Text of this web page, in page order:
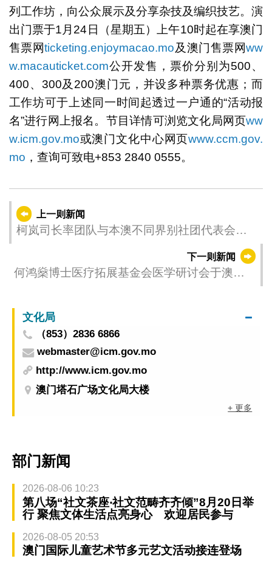
列工作坊，向公众展示及分享杂技及编织技艺。演
出门票于1月24日（星期五）上午10时起在享澳门
售票网ticketing.enjoymacao.mo及澳门售票网ww
w.macauticket.com公开发售，票价分别为500、
400、300及200澳门元，并设多种票务优惠；而
工作坊可于上述同一时间起透过一户通的“活动报
名”进行网上报名。节目详情可浏览文化局网页ww
w.icm.gov.mo或澳门文化中心网页www.ccm.gov.
mo ，查询可致电+853 2840 0555。
上一则新闻
柯岚司长率团队与本澳不同界别社团代表会面
下一则新闻
何鸿燊博士医疗拓展基金会医学研讨会于澳门
文化局
（853）2836 6866
webmaster@icm.gov.mo
http://www.icm.gov.mo
澳门塔石广场文化局大楼
+ 更多
部门新闻
2026-08-06 10:23
第八场“社文茶座‧社文范畴齐齐倾”8月20日举
行 聚焦文体生活点亮身心 欢迎居民参与
2026-08-05 20:53
澳门国际儿童艺术节多元艺文活动接连登场